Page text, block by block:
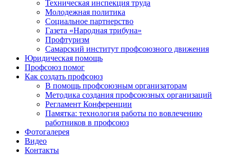
Техническая инспекция труда
Молодежная политика
Социальное партнерство
Газета «Народная трибуна»
Профтуризм
Самарский институт профсоюзного движения
Юридическая помощь
Профсоюз помог
Как создать профсоюз
В помощь профсоюзным организаторам
Методика создания профсоюзных организаций
Регламент Конференции
Памятка: технология работы по вовлечению
работников в профсоюз
Фотогалерея
Видео
Контакты